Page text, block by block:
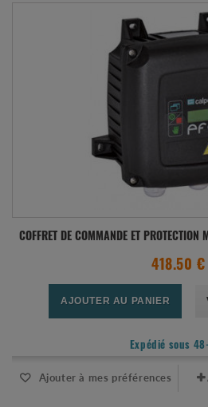
COFFRET DE COMMANDE ET
418.50 €
AJOUTER AU PANIER
Expédié sous
Ajouter à mes préférences